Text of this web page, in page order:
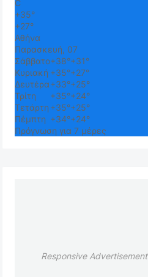
C
+35°
+27°
Αθήνα
Παρασκευή, 07
Σάββατο+38°+31°
Κυριακή +35°+27°
Δευτέρα+33°+25°
Τρίτη
+35°+24°
Τετάρτη +35°+25°
Πέμπτη +34°+24°
Πρόγνωση για 7 μέρες
Responsive Advertisement